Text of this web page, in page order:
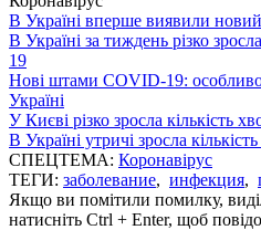
В Україні вперше виявили
В Україні за тиждень різко
19
Нові штами COVID-19:
Україні
У Києві різко зросла кількість
В Україні утричі зросла
СПЕЦТЕМА: Коронавірус
ТЕГИ: заболевание, инфекция,
Якщо ви помітили помилку,
натисніть Ctrl + Enter, щоб